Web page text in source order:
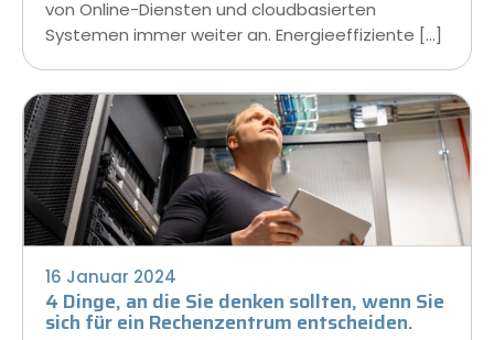
von Online-Diensten und cloudbasierten
Systemen immer weiter an. Energieeffiziente […]
16 Januar 2024
4 Dinge, an die Sie denken sollten, wenn Sie
sich für ein Rechenzentrum entscheiden.